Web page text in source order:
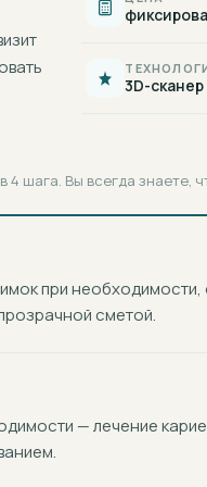
3D-сканер
4 шага. Вы всегда знаете,
при
сметой.
— лечение